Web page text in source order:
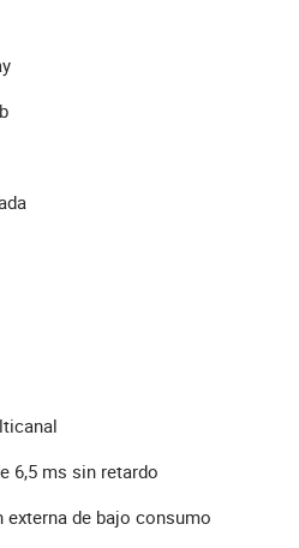
6,5 ms sin retardo
externa de bajo consumo